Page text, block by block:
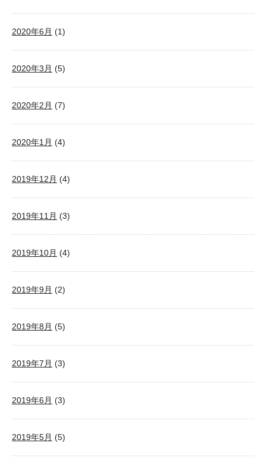
2020年6月 (1)
2020年3月 (5)
2020年2月 (7)
2020年1月 (4)
2019年12月 (4)
2019年11月 (3)
2019年10月 (4)
2019年9月 (2)
2019年8月 (5)
2019年7月 (3)
2019年6月 (3)
2019年5月 (5)